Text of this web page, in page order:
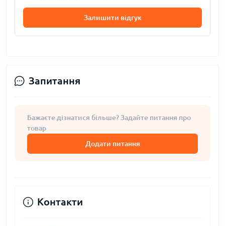
Залишити відгук
Запитання
Бажаєте дізнатися більше? Задайте питання про
товар
Додати питання
Контакти